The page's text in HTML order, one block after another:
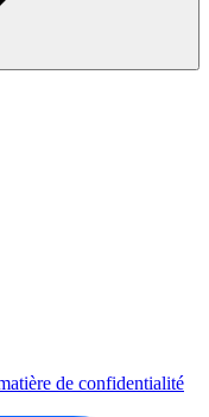
de confidentialité